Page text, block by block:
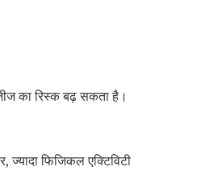
का रिस्क बढ़ सकता है।
फिजिकल एक्टिविटी